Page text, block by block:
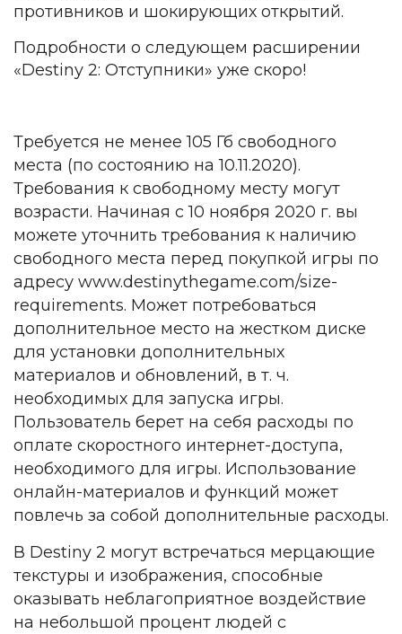
противников и шокирующих открытий.
Подробности о следующем расширении
«Destiny 2: Отступники» уже скоро!
Требуется не менее 105 Гб свободного
места (по состоянию на 10.11.2020).
Требования к свободному месту могут
возрасти. Начиная с 10 ноября 2020 г. вы
можете уточнить требования к наличию
свободного места перед покупкой игры по
адресу www.destinythegame.com/size-
requirements. Может потребоваться
дополнительное место на жестком диске
для установки дополнительных
материалов и обновлений, в т. ч.
необходимых для запуска игры.
Пользователь берет на себя расходы по
оплате скоростного интернет-доступа,
необходимого для игры. Использование
онлайн-материалов и функций может
повлечь за собой дополнительные расходы.
В Destiny 2 могут встречаться мерцающие
текстуры и изображения, способные
оказывать неблагоприятное воздействие
на небольшой процент людей с